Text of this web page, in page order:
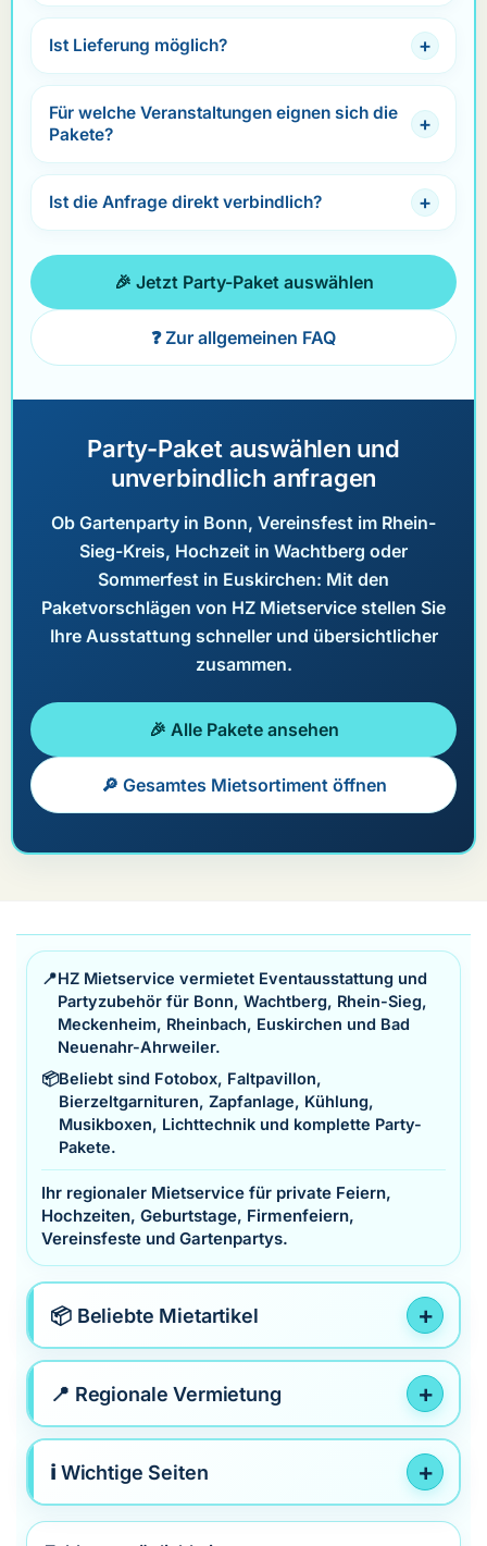
Ist Lieferung möglich?
Für welche Veranstaltungen eignen sich die
Pakete?
Ist die Anfrage direkt verbindlich?
🎉 Jetzt Party-Paket auswählen
❓ Zur allgemeinen FAQ
Party-Paket auswählen und
unverbindlich anfragen
Ob Gartenparty in Bonn, Vereinsfest im Rhein-
Sieg-Kreis, Hochzeit in Wachtberg oder
Sommerfest in Euskirchen: Mit den
Paketvorschlägen von HZ Mietservice stellen Sie
Ihre Ausstattung schneller und übersichtlicher
zusammen.
🎉 Alle Pakete ansehen
🔎 Gesamtes Mietsortiment öffnen
📍HZ Mietservice vermietet Eventausstattung und
Partyzubehör für Bonn, Wachtberg, Rhein-Sieg,
Meckenheim, Rheinbach, Euskirchen und Bad
Neuenahr-Ahrweiler.
📦Beliebt sind Fotobox, Faltpavillon,
Bierzeltgarnituren, Zapfanlage, Kühlung,
Musikboxen, Lichttechnik und komplette Party-
Pakete.
Ihr regionaler Mietservice für private Feiern,
Hochzeiten, Geburtstage, Firmenfeiern,
Vereinsfeste und Gartenpartys.
📦 Beliebte Mietartikel
📍 Regionale Vermietung
ℹ️ Wichtige Seiten